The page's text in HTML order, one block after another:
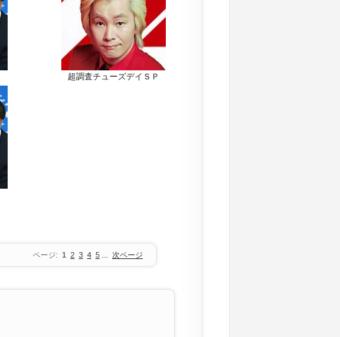
超調査チューズデイＳＰ
ページ: 1 2 3 4 5 次ページ